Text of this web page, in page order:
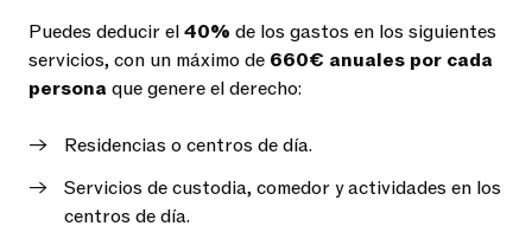
Puedes deducir el40% de los gastos en los siguientes
servicios, con un máximo de 660€ anuales por cada
persona que genere el derecho:
Residencias o centros de día.
Servicios de custodia, comedor y actividades en los
centros de día.